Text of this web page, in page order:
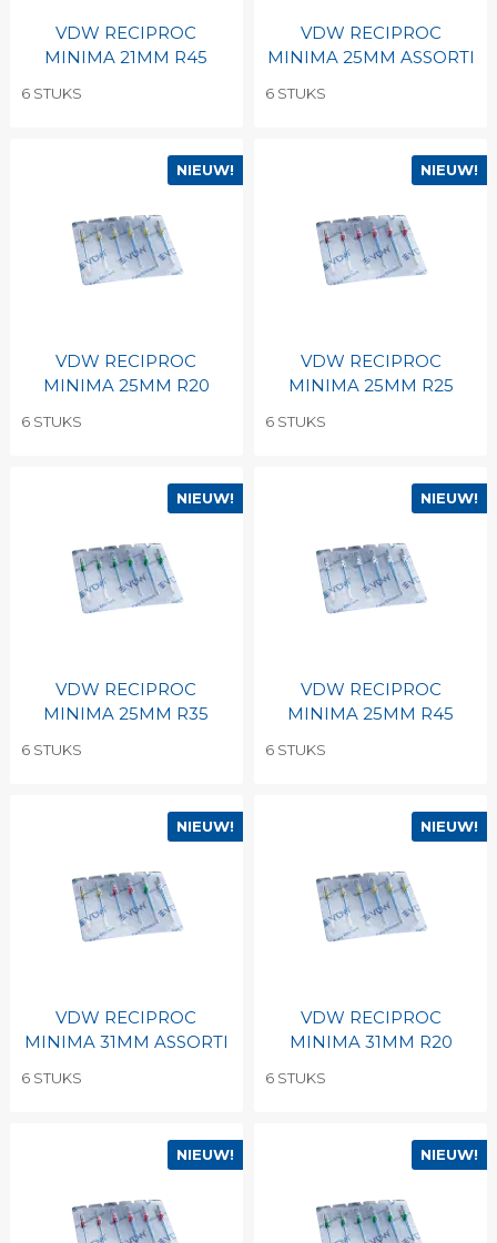
VDW RECIPROC
MINIMA 21MM R45
6 STUKS
VDW RECIPROC
MINIMA 25MM ASSORTI
6 STUKS
NIEUW!
VDW RECIPROC
MINIMA 25MM R20
6 STUKS
NIEUW!
VDW RECIPROC
MINIMA 25MM R25
6 STUKS
NIEUW!
VDW RECIPROC
MINIMA 25MM R35
6 STUKS
NIEUW!
VDW RECIPROC
MINIMA 25MM R45
6 STUKS
NIEUW!
VDW RECIPROC
MINIMA 31MM ASSORTI
6 STUKS
NIEUW!
VDW RECIPROC
MINIMA 31MM R20
6 STUKS
NIEUW! NIEUW!